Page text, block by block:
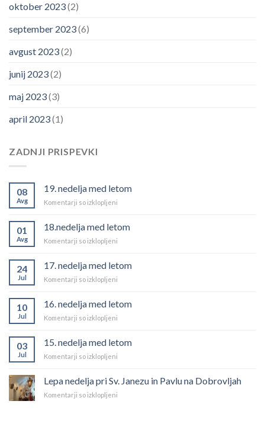
oktober 2023(2)
september 2023(6)
avgust 2023(2)
junij 2023(2)
maj 2023(3)
april 2023(1)
ZADNJI PRISPEVKI
08
Avg
19. nedelja med letom
Komentarji so izklopljeni
med
01
Avg
18.nedelja med letom
Komentarji so izklopljeni
letom
24
Jul
17. nedelja med letom
Komentarji so izklopljeni
med
10
Jul
16. nedelja med letom
Komentarji so izklopljeni
med
03
Jul
15. nedelja med letom
Komentarji so izklopljeni
med
Lepa nedelja pri Sv. Janezu in Pavlu na Dobrovljah
Komentarji so izklopljeni